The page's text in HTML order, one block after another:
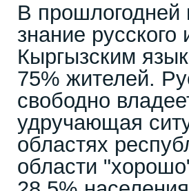
В прошлогодней
знание русского
Кыргызским
75% жителей.
свободно
удручающая
областях
области